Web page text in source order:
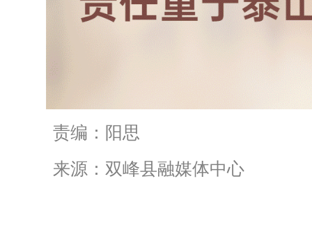
责编：阳思
来源：双峰县融媒体中心